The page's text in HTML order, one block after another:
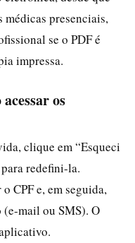
presenciais,
se o PDF é
impressa.
os
clique em “Esqueci
redefini-la.
CPF e, em seguida,
(e-mail ou SMS). O